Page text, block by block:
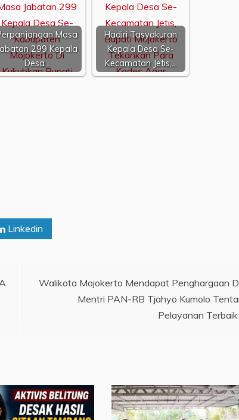
Masa
299 Kepala
Desa…
Hadiri Tasyakuran
Kepala Desa Se-
Kecamatan Jetis,…
Linkedin
Walikota Mojokerto Mendapat Penghargaan
Mentri PAN-RB Tjahyo Kumolo
Pelayanan Terbaik